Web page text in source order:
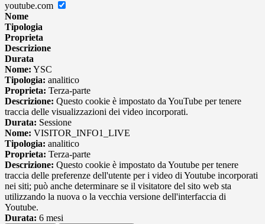
youtube.com
Nome
Tipologia
Proprieta
Descrizione
Durata
Nome: YSC
Tipologia: analitico
Proprieta: Terza-parte
Descrizione: Questo cookie è impostato da YouTube per tenere
traccia delle visualizzazioni dei video incorporati.
Durata: Sessione
Nome: VISITOR_INFO1_LIVE
Tipologia: analitico
Proprieta: Terza-parte
Descrizione: Questo cookie è impostato da Youtube per tenere
traccia delle preferenze dell'utente per i video di Youtube incorporati
nei siti; può anche determinare se il visitatore del sito web sta
utilizzando la nuova o la vecchia versione dell'interfaccia di
Youtube.
Durata: 6 mesi